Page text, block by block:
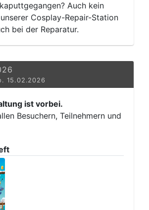
Auch kein
Cosplay-Repair-Station
bei der Reparatur.
15.02.2026
ist vorbei.
Besuchern, Teilnehmern und